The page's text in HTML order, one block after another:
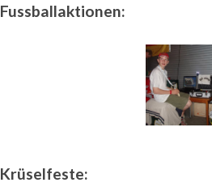
Fussballaktionen:
Krüselfeste: